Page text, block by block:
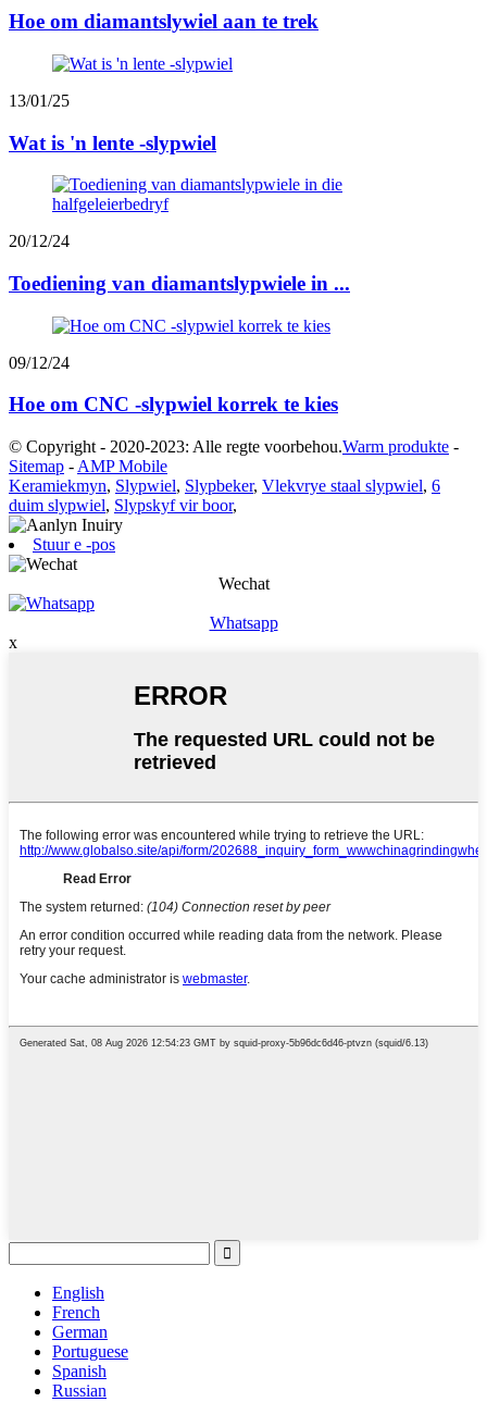
Hoe om diamantslywiel aan te trek
13/01/25
Wat is 'n lente -slypwiel
20/12/24
Toediening van diamantslypwiele in ...
09/12/24
Hoe om CNC -slypwiel korrek te kies
© Copyright - 2020-2023: Alle regte voorbehou.Warm produkte -
Sitemap - AMP Mobile
Keramiekmyn, Slypwiel, Slypbeker, Vlekvrye staal slypwiel, 6
duim slypwiel, Slypskyf vir boor,
Stuur e -pos
Wechat
Whatsapp
x
English
French
German
Portuguese
Spanish
Russian